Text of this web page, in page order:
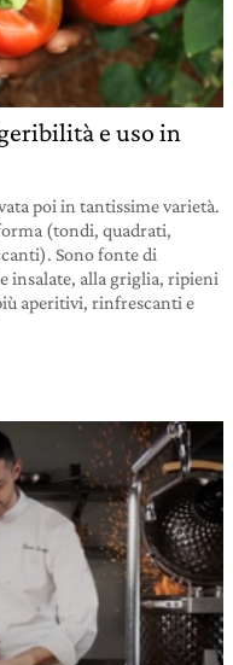
e uso in
poi in tantissime varietà.
(tondi, quadrati,
Sono fonte di
insalate, alla griglia, ripieni
aperitivi, rinfrescanti e